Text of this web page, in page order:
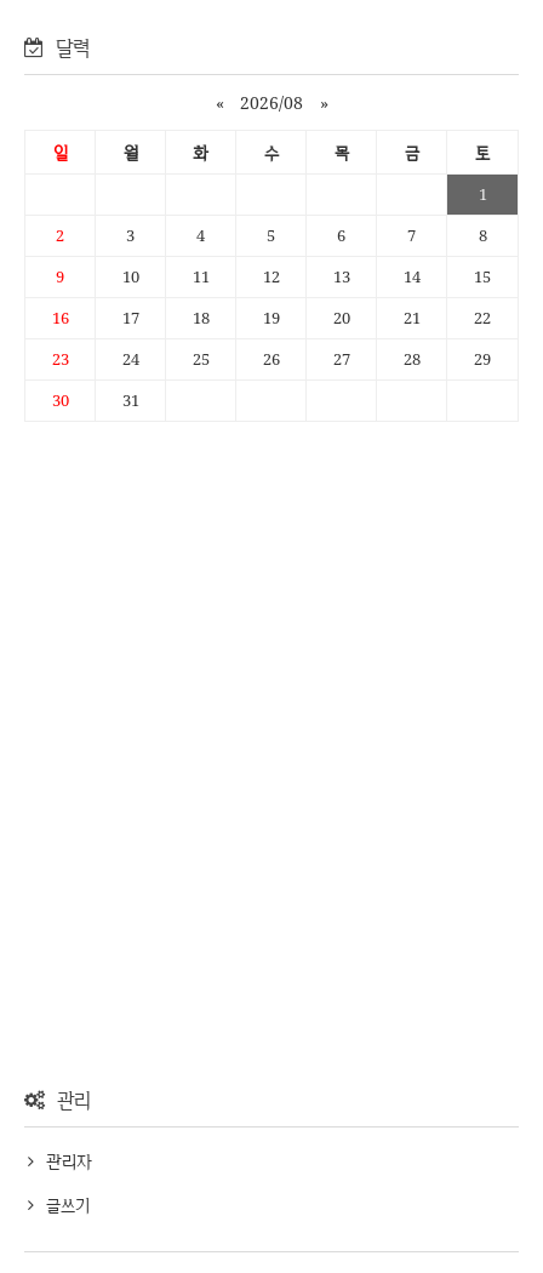
달력
« 2026/08 »
일 월 화 수 목 금 토
1
2
3 4 5 6 7
8
9
10 11 12 13 14
15
16
17 18 19 20 21
22
23
24 25 26 27 28
29
30
31
관리
관리자
글쓰기